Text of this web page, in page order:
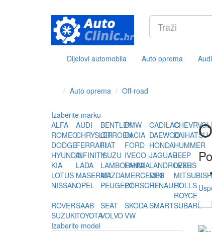
Dijelovi automobila Auto oprema
Auto oprema Off-road
Izaberite marku
ALFA
ROMEO
AUDI BENTLEYBMW CADILAC
CHRYSLERCITROENDACIA DAEWOODAIHATSU
DODGEFERRARIFIAT FORD HONDAHUMMER
HYUNDAIINFINITYISUZU IVECO JAGUARJEEP
KIA
LADA LAMBORHINI
LANCIALANDROVER
LEXUS
LOTUS MASERATIMAZDAMERCEDES
MINI
NISSANOPEL PEUGEOTPORSCHERENAULTROLLS
ROYCE
ROVERSAAB SEAT ŠKODASMARTSUBARU
SUZUKITOYOTAVOLVOVW
Izaberite model